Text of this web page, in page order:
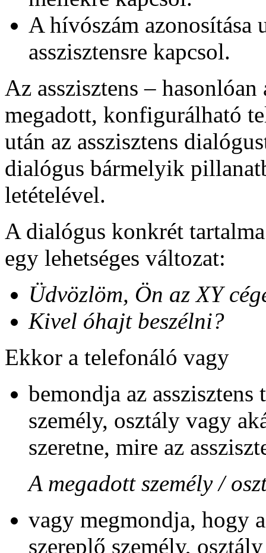
A hívószám azonosítása
asszisztensre kapcsol.
Az asszisztens –
megadott, konfigurálható
után az asszisztens
dialógus bármelyik
letételével.
A dialógus konkrét
egy lehetséges változat:
Üdvözlöm, Ön az XY
Kivel óhajt beszélni?
Ekkor a telefonáló vagy
bemondja az
személy, osztály vagy
szeretne, mire az
A megadott személy /
vagy megmondja, hogy
szereplő személy,